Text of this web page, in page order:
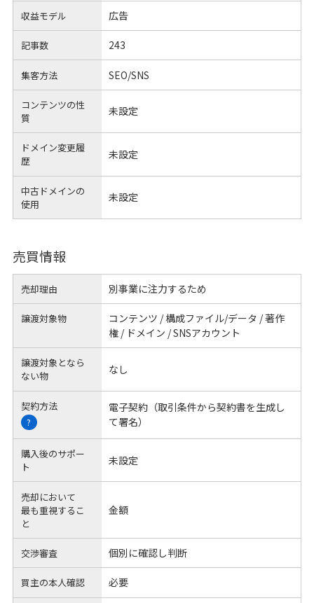
収益モデル 広告
記事数 243
集客方法 SEO/SNS
コンテンツの性
質
未設定
ドメイン変更履
歴
未設定
中古ドメインの
使用
未設定
売買情報
売却理由 別事業に注力するため
譲渡対象物
コンテンツ / 構成ファイル/データ / 著作
権 / ドメイン / SNSアカウント
譲渡対象となら
ない物
なし
契約方法
?
電子契約（取引条件から契約書を生成し
て署名）
購入後のサポー
ト
未設定
売却において
最も重視するこ
と
金額
交渉審査 個別に確認し判断
買主の本人確認 必要